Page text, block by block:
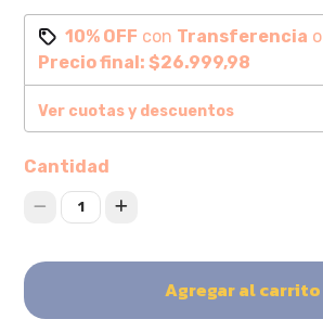
10% OFF con Transferencia o
Precio final:$26.999,98
Ver cuotas y descuentos
Cantidad
1
Agregar al carrito